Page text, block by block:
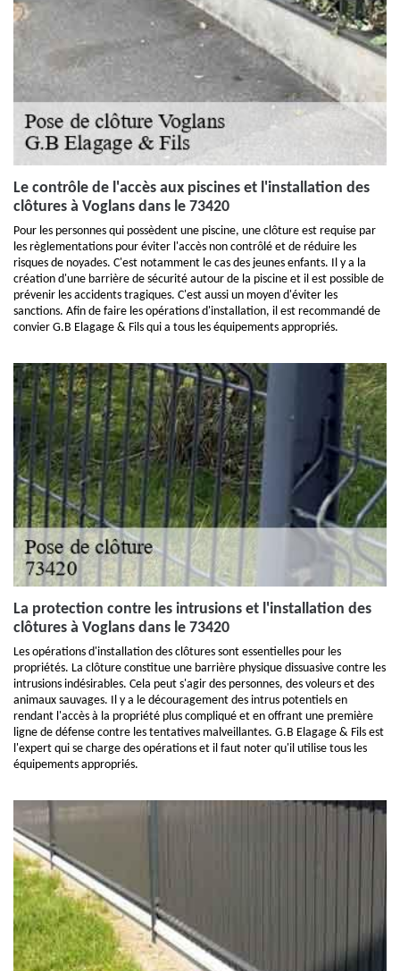
Le contrôle de l'accès aux piscines et l'installation des
clôtures à Voglans dans le 73420
Pour les personnes qui possèdent une piscine, une clôture est requise par
les règlementations pour éviter l'accès non contrôlé et de réduire les
risques de noyades. C'est notamment le cas des jeunes enfants. Il y a la
création d'une barrière de sécurité autour de la piscine et il est possible de
prévenir les accidents tragiques. C'est aussi un moyen d'éviter les
sanctions. Afin de faire les opérations d'installation, il est recommandé de
convier G.B Elagage & Fils qui a tous les équipements appropriés.
La protection contre les intrusions et l'installation des
clôtures à Voglans dans le 73420
Les opérations d'installation des clôtures sont essentielles pour les
propriétés. La clôture constitue une barrière physique dissuasive contre les
intrusions indésirables. Cela peut s'agir des personnes, des voleurs et des
animaux sauvages. Il y a le découragement des intrus potentiels en
rendant l'accès à la propriété plus compliqué et en offrant une première
ligne de défense contre les tentatives malveillantes. G.B Elagage & Fils est
l'expert qui se charge des opérations et il faut noter qu'il utilise tous les
équipements appropriés.